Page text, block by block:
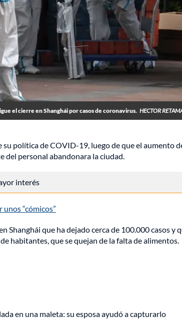
el cierre en Shanghái por casos de coronavirus. HECTOR
política de COVID-19, luego de que el aumento
del personal abandonara la ciudad.
interés
“cómicos”
Shanghái que ha dejado cerca de 100.000 casos y
habitantes, que se quejan de la falta de alimentos.
en una maleta: su esposa ayudó a capturarlo